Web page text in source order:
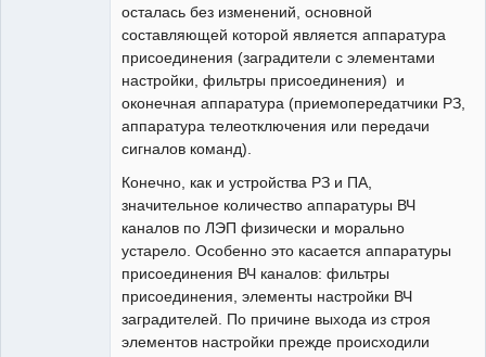
осталась без изменений, основной
составляющей которой является аппаратура
присоединения (заградители с элементами
настройки, фильтры присоединения) и
оконечная аппаратура (приемопередатчики РЗ,
аппаратура телеотключения или передачи
сигналов команд).
Конечно, как и устройства РЗ и ПА,
значительное количество аппаратуры ВЧ
каналов по ЛЭП физически и морально
устарело. Особенно это касается аппаратуры
присоединения ВЧ каналов: фильтры
присоединения, элементы настройки ВЧ
заградителей. По причине выхода из строя
элементов настройки прежде происходили